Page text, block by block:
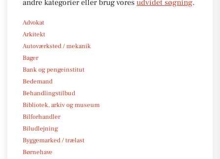
andre kategorier eller brug vores udvidet søgning.
Advokat
Arkitekt
Autoværksted / mekanik
Bager
Bank og pengeinstitut
Bedemand
Behandlingstilbud
Bibliotek, arkiv og museum
Bilforhandler
Biludlejning
Byggemarked / trælast
Børnehave